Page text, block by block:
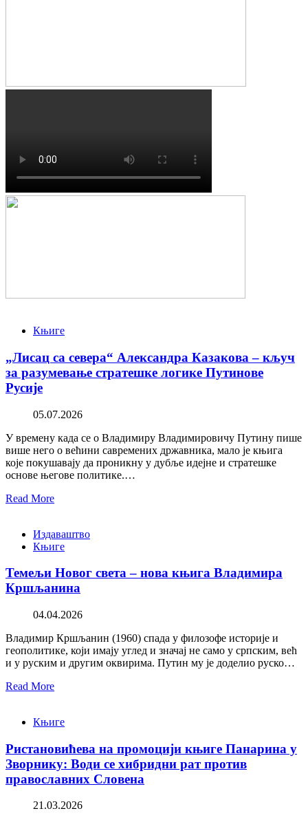
Књиге
„Лисац са севера“ Александра Казакова – кључ
за разумевање стратешке логике Путинове
Русије
05.07.2026
У времену када се о Владимиру Владимировичу Путину пише
више него о већини савремених државника, мало је књига
које покушавају да проникну у дубље идејне и стратешке
основе његове политике.…
Read More
Издаваштво
Књиге
Темељи Новог света – нова књига Владимира
Кршљанина
04.04.2026
Владимир Кршљанин (1960) спада у филозофе историје и
геополитике, који имају углед и значај не само у српским, већ
и у руским и другим оквирима. Путин му је доделио руско…
Read More
Књиге
Ристановићева на промоцији књиге Панарина у
Зворнику: Води се хибридни рат против
православних Словена
21.03.2026